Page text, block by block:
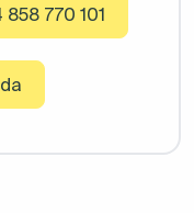
858 770 101